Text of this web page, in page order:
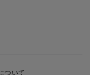
ついて